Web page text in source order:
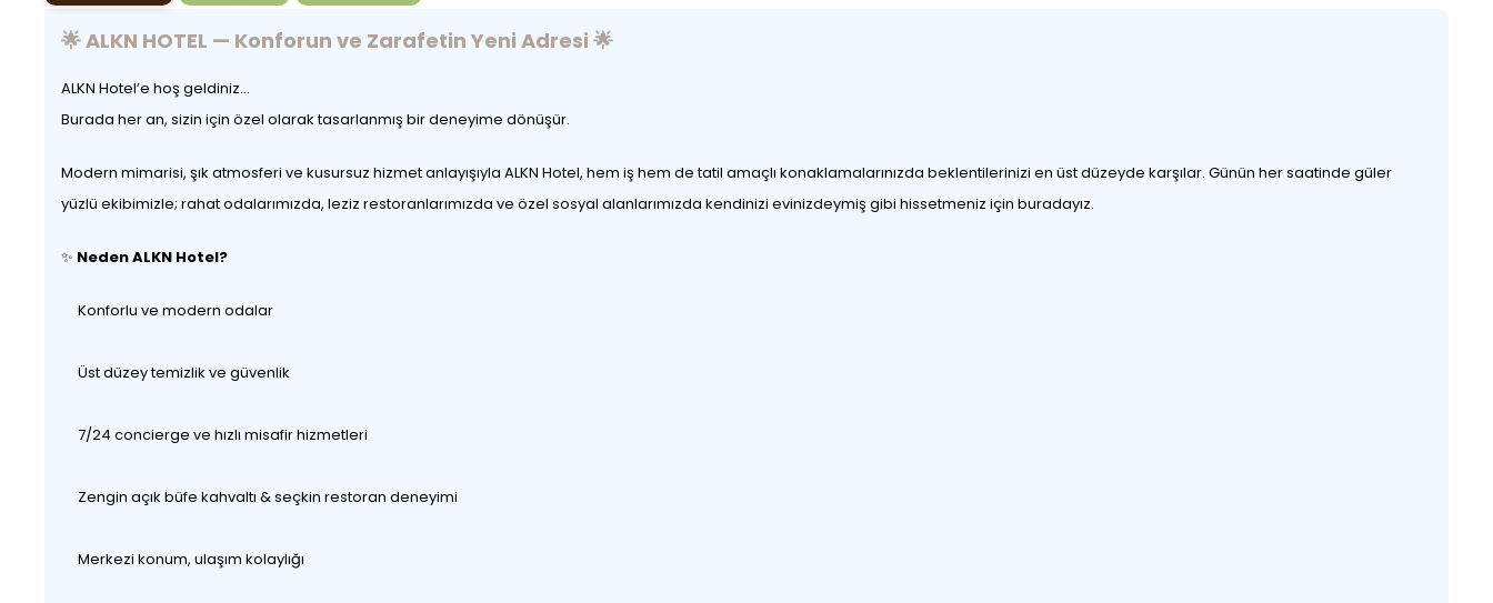
🌟 ALKN HOTEL — Konforun ve Zarafetin Yeni Adresi 🌟
ALKN Hotel’e hoş geldiniz…
Burada her an, sizin için özel olarak tasarlanmış bir deneyime dönüşür.
Modern mimarisi, şık atmosferi ve kusursuz hizmet anlayışıyla ALKN Hotel, hem iş hem de tatil amaçlı konaklamalarınızda beklentilerinizi en üst düzeyde karşılar. Günün her saatinde güler
yüzlü ekibimizle; rahat odalarımızda, leziz restoranlarımızda ve özel sosyal alanlarımızda kendinizi evinizdeymiş gibi hissetmeniz için buradayız.
✨ Neden ALKN Hotel?
Konforlu ve modern odalar
Üst düzey temizlik ve güvenlik
7/24 concierge ve hızlı misafir hizmetleri
Zengin açık büfe kahvaltı & seçkin restoran deneyimi
Merkezi konum, ulaşım kolaylığı